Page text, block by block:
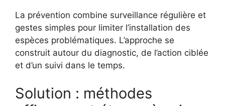
La prévention combine surveillance régulière et
gestes simples pour limiter l’installation des
espèces problématiques. L’approche se
construit autour du diagnostic, de l’action ciblée
et d’un suivi dans le temps.
Solution : méthodes